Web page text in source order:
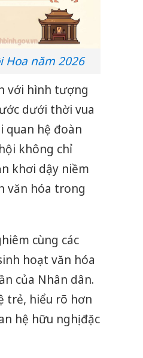
Hoa năm 2026
với hình tượng
dưới thời vua
quan hệ đoàn
không chỉ
khơi dậy niềm
văn hóa trong
cùng các
hoạt văn hóa
của Nhân dân.
trẻ, hiểu rõ hơn
hệ hữu nghị đặc